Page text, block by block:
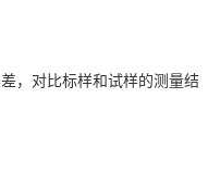
，对比标样和试样的测量结